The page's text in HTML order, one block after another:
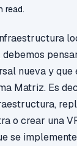
read.
debemos
nueva y que
Matriz. Es
o crear una
se